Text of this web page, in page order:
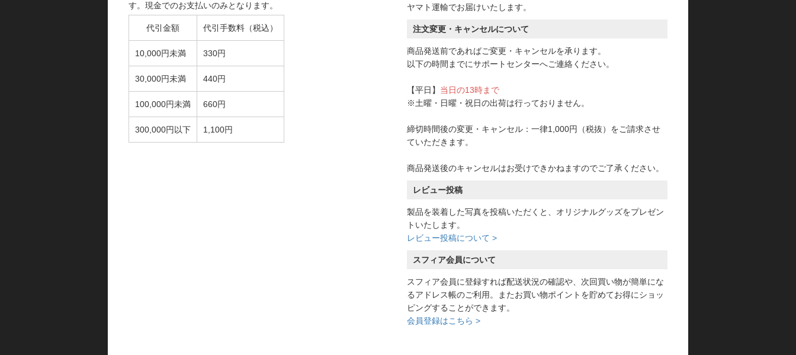
す。現金でのお支払いのみとなります。
代引金額 代引手数料（税込）
10,000円未満 330円
30,000円未満 440円
100,000円未満 660円
300,000円以下 1,100円
ヤマト運輸でお届けいたします。
注文変更・キャンセルについて
商品発送前であればご変更・キャンセルを承ります。
以下の時間までにサポートセンターへご連絡ください。
【平日】 当日の13時まで
※土曜・日曜・祝日の出荷は行っておりません。
締切時間後の変更・キャンセル：一律1,000円（税抜）をご請求させ
ていただきます。
商品発送後のキャンセルはお受けできかねますのでご了承ください。
レビュー投稿
製品を装着した写真を投稿いただくと、オリジナルグッズをプレゼン
トいたします。
レビュー投稿について >
スフィア会員について
スフィア会員に登録すれば配送状況の確認や、次回買い物が簡単にな
るアドレス帳のご利用。またお買い物ポイントを貯めてお得にショッ
ピングすることができます。
会員登録はこちら >